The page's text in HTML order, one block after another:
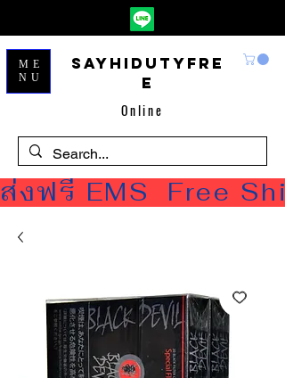
Sayhidutyfre
e
Online
ME
NU
ส่งฟรี EMS  Free